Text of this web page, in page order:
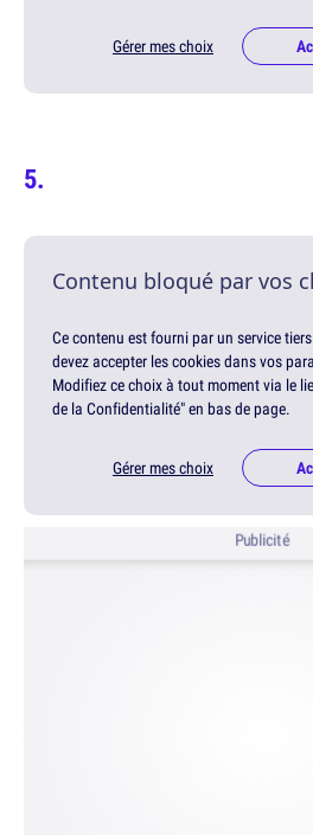
Gérer mes choix
Contenu bloqué par vos
Ce contenu est fourni par un service
devez accepter les cookies dans vos
Modifiez ce choix à tout moment via le
de la Confidentialité" en bas de page.
Gérer mes choix
Publicité